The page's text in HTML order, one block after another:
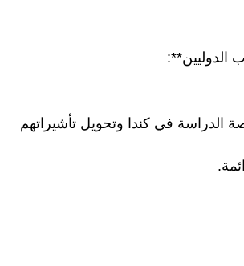
الدراسة في كندا وتحويل تأشيراتهم